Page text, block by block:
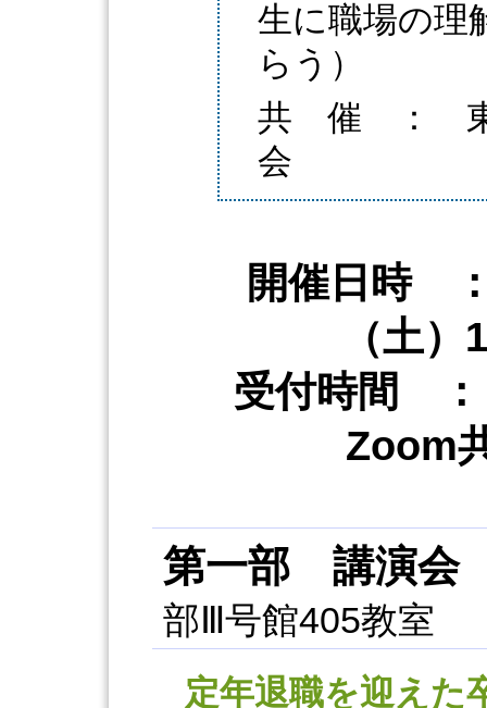
生に職場の理
らう）
共 催 ： 東
会
開催日時
（土
受付時間
第一部 講演会
部Ⅲ号館405教室
定年退職を迎えた